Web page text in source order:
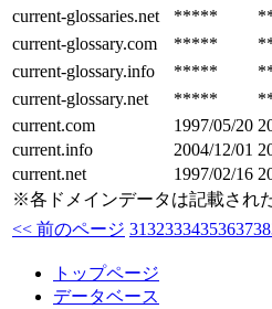
current-glossaries.net
*****
current-glossary.com
*****
current-glossary.info
*****
current-glossary.net
*****
current.com
1997/05/20
current.info
2004/12/01
current.net
1997/02/16
※各ドメインデータは記載され
<< 前のページ 3132333435363738
トップページ
データベース